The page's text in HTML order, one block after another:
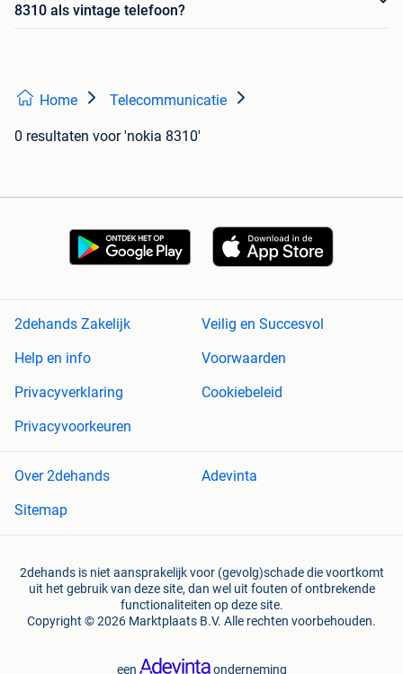
8310 als vintage telefoon?
Home Telecommunicatie
0 resultaten voor 'nokia 8310'
2dehands Zakelijk
Veilig en Succesvol
Help en info
Voorwaarden
Privacyverklaring
Cookiebeleid
Privacyvoorkeuren
Over 2dehands
Adevinta
Sitemap
2dehands is niet aansprakelijk voor (gevolg)schade die voortkomt
uit het gebruik van deze site, dan wel uit fouten of ontbrekende
functionaliteiten op deze site.
Copyright © 2026 Marktplaats B.V. Alle rechten voorbehouden.
een onderneming